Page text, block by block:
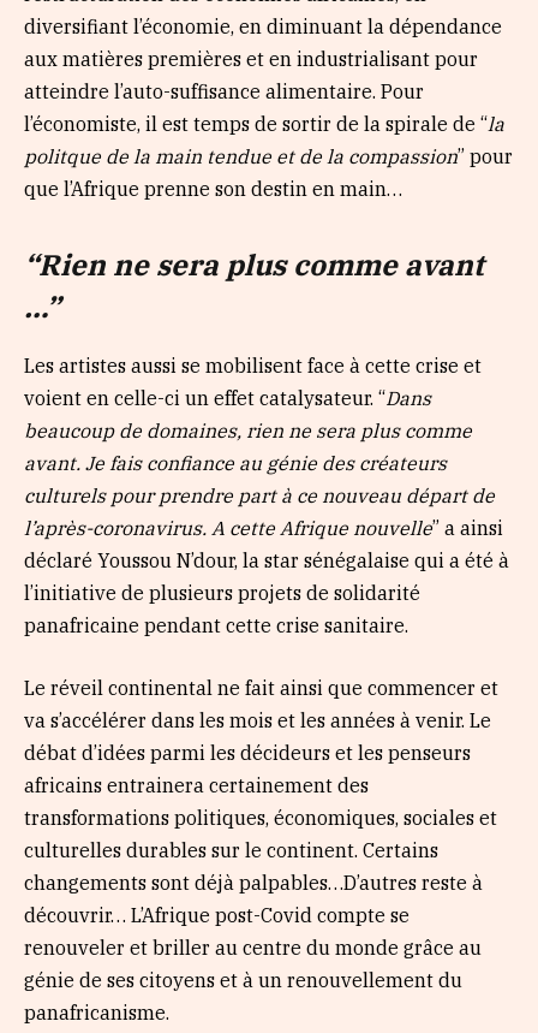
diversifiant l’économie, en diminuant la dépendance
aux matières premières et en industrialisant pour
atteindre l’auto-suffisance alimentaire. Pour
l’économiste, il est temps de sortir de la spirale de “la
politque de la main tendue et de la compassion” pour
que l’Afrique prenne son destin en main…
“Rien ne sera plus comme avant
…”
Les artistes aussi se mobilisent face à cette crise et
voient en celle-ci un effet catalysateur. “Dans
beaucoup de domaines, rien ne sera plus comme
avant. Je fais confiance au génie des créateurs
culturels pour prendre part à ce nouveau départ de
l’après-coronavirus. A cette Afrique nouvelle” a ainsi
déclaré Youssou N’dour, la star sénégalaise qui a été à
l’initiative de plusieurs projets de solidarité
panafricaine pendant cette crise sanitaire.
Le réveil continental ne fait ainsi que commencer et
va s’accélérer dans les mois et les années à venir. Le
débat d’idées parmi les décideurs et les penseurs
africains entrainera certainement des
transformations politiques, économiques, sociales et
culturelles durables sur le continent. Certains
changements sont déjà palpables…D’autres reste à
découvrir… L’Afrique post-Covid compte se
renouveler et briller au centre du monde grâce au
génie de ses citoyens et à un renouvellement du
panafricanisme.